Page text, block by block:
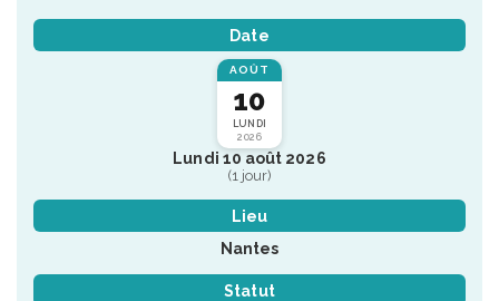
Date
AOÛT
10
LUNDI
2026
Lundi 10 août 2026
(1 jour)
Lieu
Nantes
Statut